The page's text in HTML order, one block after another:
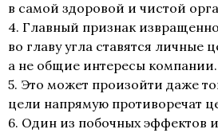
в самой здоровой и чистой
4. Главный признак
во главу угла ставятся личные
а не общие интересы компании.
5. Это может произойти даже
цели напрямую противоречат
6. Один из побочных эффектов